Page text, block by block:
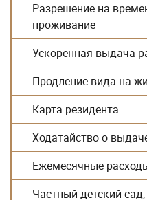
Разрешение на
проживание
Ускоренная выдача
Продление вида на
Карта резидента
Ходатайство о
Ежемесячные
Частный детский